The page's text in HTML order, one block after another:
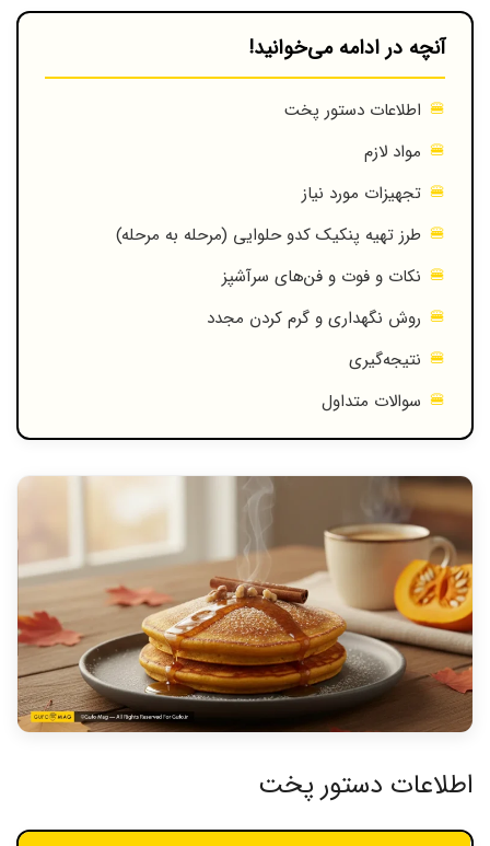
آنچه در ادامه می‌خوانید!
اطلاعات دستور پخت
مواد لازم
تجهیزات مورد نیاز
طرز تهیه پنکیک کدو حلوایی (مرحله به مرحله)
نکات و فوت و فن‌های سرآشپز
روش نگهداری و گرم کردن مجدد
نتیجه‌گیری
سوالات متداول
اطلاعات دستور پخت